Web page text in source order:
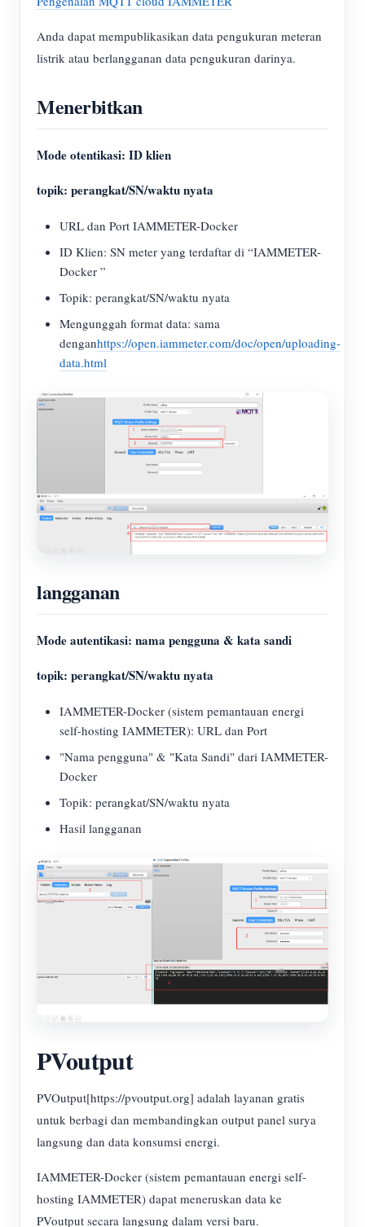
Anda dapat mempublikasikan data pengukuran meteran
listrik atau berlangganan data pengukuran darinya.
Menerbitkan
Mode otentikasi: ID klien
topik: perangkat/SN/waktu nyata
URL dan Port IAMMETER-Docker
ID Klien: SN meter yang terdaftar di “IAMMETER-
Docker ”
Topik: perangkat/SN/waktu nyata
Mengunggah format data: sama
denganhttps://open.iammeter.com/doc/open/uploading-
data.html
langganan
Mode autentikasi: nama pengguna & kata sandi
topik: perangkat/SN/waktu nyata
IAMMETER-Docker (sistem pemantauan energi
self-hosting IAMMETER): URL dan Port
"Nama pengguna" & "Kata Sandi" dari IAMMETER-
Docker
Topik: perangkat/SN/waktu nyata
Hasil langganan
PVoutput
PVOutput[https://pvoutput.org] adalah layanan gratis
untuk berbagi dan membandingkan output panel surya
langsung dan data konsumsi energi.
IAMMETER-Docker (sistem pemantauan energi self-
hosting IAMMETER) dapat meneruskan data ke
PVoutput secara langsung dalam versi baru.